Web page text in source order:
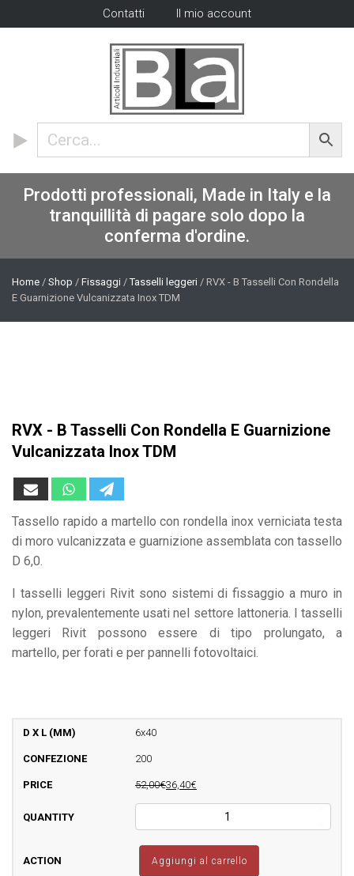
Contatti Il mio account
Prodotti professionali, Made in Italy e la
tranquillità di pagare solo dopo la
conferma d'ordine.
Home / Shop / Fissaggi /Tasselli leggeri / RVX - B Tasselli Con Rondella
E Guarnizione Vulcanizzata Inox TDM
RVX - B Tasselli Con Rondella E Guarnizione
Vulcanizzata Inox TDM
Tassello rapido a martello con rondella inox verniciata testa
di moro vulcanizzata e guarnizione assemblata con tassello
D 6,0.
I tasselli leggeri Rivit sono sistemi di fissaggio a muro in
nylon, prevalentemente usati nel settore lattoneria. I tasselli
leggeri Rivit possono essere di tipo prolungato, a
martello, per forati e per pannelli fotovoltaici.
6x40
200
52,00€36,40€
-
TasselliAggiungi al carrello